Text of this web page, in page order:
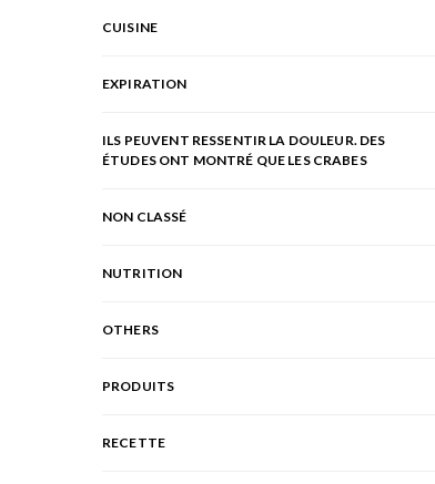
CUISINE
EXPIRATION
ILS PEUVENT RESSENTIR LA DOULEUR. DES
ÉTUDES ONT MONTRÉ QUE LES CRABES
NON CLASSÉ
NUTRITION
OTHERS
PRODUITS
RECETTE